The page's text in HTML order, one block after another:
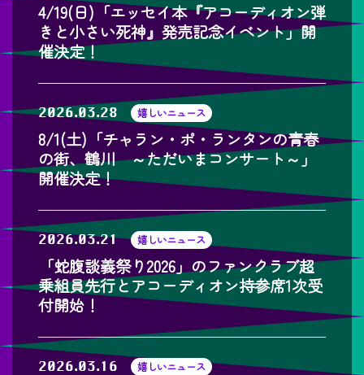
4/19(日)「エッセイ本『アコーディオン弾
きと小さい死神』発売記念イベント」開
催決定！
2026.03.28 嬉しいニュース
8/1(土)「チャラン・ポ・ランタンの青春
の街、鶴川 ～ただいまコンサート～」
開催決定！
2026.03.21 嬉しいニュース
「蛇腹談義祭り2026」のファンクラブ超
乗組員先行とアコーディオン持参席1次受
付開始！
2026.03.16 嬉しいニュース